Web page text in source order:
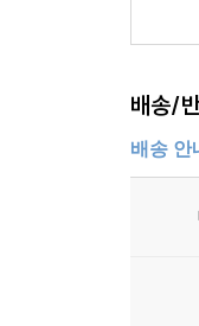
역자가
만한 단
이름으
여기서
오직
배송/
배송 안